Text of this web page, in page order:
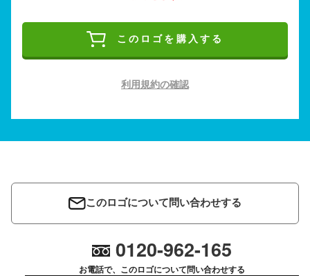
このロゴを購入する
利用規約の確認
このロゴについて問い合わせする
0120-962-165
お電話で、このロゴについて問い合わせする